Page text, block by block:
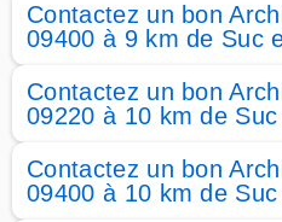
Contactez un bon
09400 à 9 km de Suc
Contactez un bon
09220 à 10 km de
Contactez un bon
09400 à 10 km de